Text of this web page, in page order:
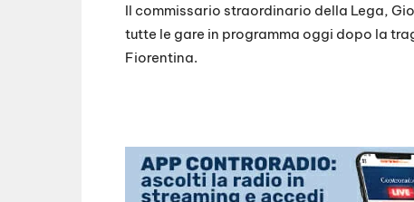
Il commissario straordinario della Lega,
tutte le gare in programma oggi dopo la
Fiorentina.